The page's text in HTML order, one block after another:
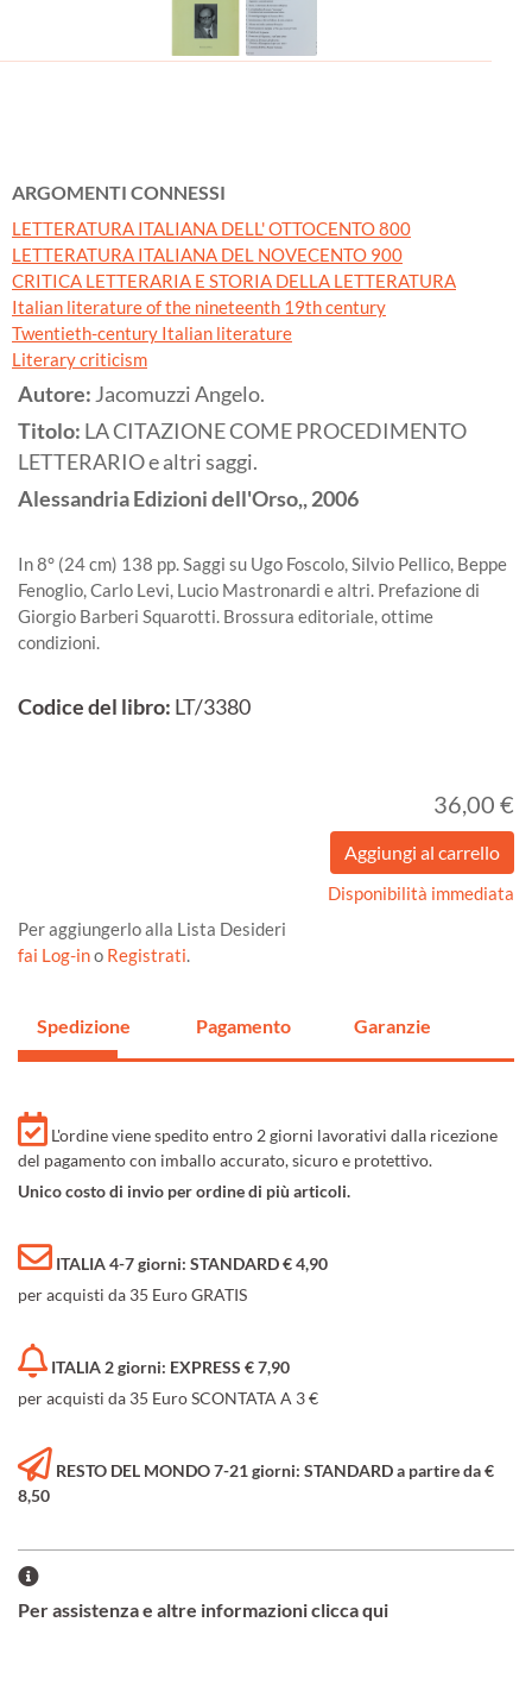
ARGOMENTI CONNESSI
LETTERATURA ITALIANA DELL' OTTOCENTO 800
LETTERATURA ITALIANA DEL NOVECENTO 900
CRITICA LETTERARIA E STORIA DELLA LETTERATURA
Italian literature of the nineteenth 19th century
Twentieth-century Italian literature
Literary criticism
Autore:Jacomuzzi Angelo.
Titolo: LA CITAZIONE COME PROCEDIMENTO
LETTERARIO e altri saggi.
AlessandriaEdizioni dell'Orso,,2006
In 8° (24 cm) 138 pp. Saggi su Ugo Foscolo, Silvio Pellico, Beppe
Fenoglio, Carlo Levi, Lucio Mastronardi e altri. Prefazione di
Giorgio Barberi Squarotti. Brossura editoriale, ottime
condizioni.
Codice del libro: LT/3380
36,00 €
Disponibilità immediata
Per aggiungerlo alla Lista Desideri
fai Log-ino Registrati.
Spedizione Pagamento Garanzie
L'ordine viene spedito entro 2 giorni lavorativi dalla ricezione
del pagamento con imballo accurato, sicuro e protettivo.
Unico costo di invio per ordine di più articoli.
ITALIA 4-7 giorni: STANDARD € 4,90
per acquisti da 35 Euro GRATIS
ITALIA 2 giorni: EXPRESS € 7,90
per acquisti da 35 Euro SCONTATA A 3 €
RESTO DEL MONDO 7-21 giorni: STANDARD a partire da €
8,50
Per assistenza e altre informazioni clicca qui